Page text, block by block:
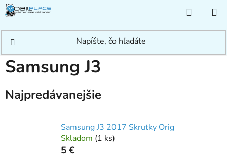
Prejsť
na
KOŠÍK
Samsung Samsung J
Samsung J3
Najpredávanejšie
Samsung J3 2017 Skrutky Orig
Skladom (1 ks)
5 €